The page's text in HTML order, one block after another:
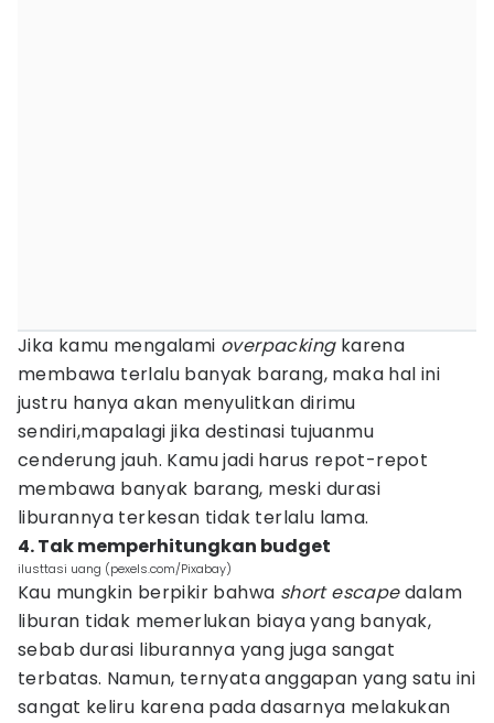
Jika kamu mengalami overpackingkarena
membawa terlalu banyak barang, maka hal ini
justru hanya akan menyulitkan dirimu
sendiri,mapalagi jika destinasi tujuanmu
cenderung jauh. Kamu jadi harus repot-repot
membawa banyak barang, meski durasi
liburannya terkesan tidak terlalu lama.
4. Tak memperhitungkan budget
ilusttasi uang (pexels.com/Pixabay)
Kau mungkin berpikir bahwa short escapedalam
liburan tidak memerlukan biaya yang banyak,
sebab durasi liburannya yang juga sangat
terbatas. Namun, ternyata anggapan yang satu ini
sangat keliru karena pada dasarnya melakukan